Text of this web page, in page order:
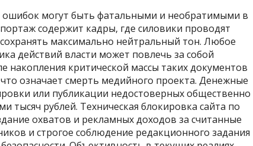
могут быть фатальными и необратимыми в
содержит кадры, где силовики проводят
максимально нейтральный тон. Любое
действий власти может повлечь за собой
накопления критической массы таких документов
означает смерть медийного проекта. Денежные
или публикации недостоверных общественно
тысяч рублей. Техническая блокировка сайта по
охватов и рекламных доходов за считанные
и строгое соблюдение редакционного задания